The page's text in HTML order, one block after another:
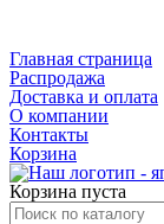
Главная страница
Распродажа
Доставка и оплата
О компании
Контакты
Корзина
Корзина пуста